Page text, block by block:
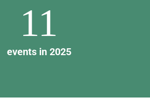
11
events in 2025